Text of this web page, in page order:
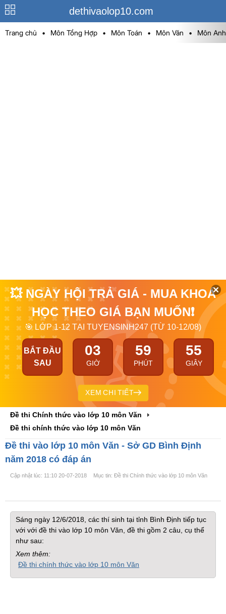
dethivaolop10.com
Trang chủ • Môn Tổng Hợp • Môn Toán • Môn Văn • Môn Anh
💥 NGÀY HỘI TRẢ GIÁ - MUA KHOÁ
HỌC THEO GIÁ BẠN MUỐN❗
🎯 LỚP 1-12 TẠI TUYENSINH247 (TỪ 10-12/08)
BẮT ĐẦU
SAU
03
GIỜ
59
PHÚT
54
GIÂY
XEM CHI TIẾT
Đề thi Chính thức vào lớp 10 môn Văn
Đề thi chính thức vào lớp 10 môn Văn
Đề thi vào lớp 10 môn Văn - Sở GD Bình Định
năm 2018 có đáp án
Cập nhật lúc: 11:10 20-07-2018 Mục tin: Đề thi Chính thức vào lớp 10 môn Văn
Sáng ngày 12/6/2018, các thí sinh tại tỉnh Bình Định tiếp tục
với với đề thi vào lớp 10 môn Văn, đề thi gồm 2 câu, cụ thể
như sau:
Xem thêm:
Đề thi chính thức vào lớp 10 môn Văn